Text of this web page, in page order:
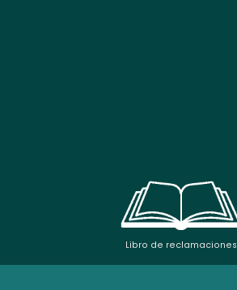
Libro de reclamaciones